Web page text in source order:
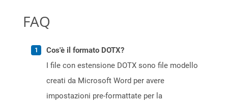
FAQ
Cos'è il formato DOTX?
I file con estensione DOTX sono file modello
creati da Microsoft Word per avere
impostazioni pre-formattate per la